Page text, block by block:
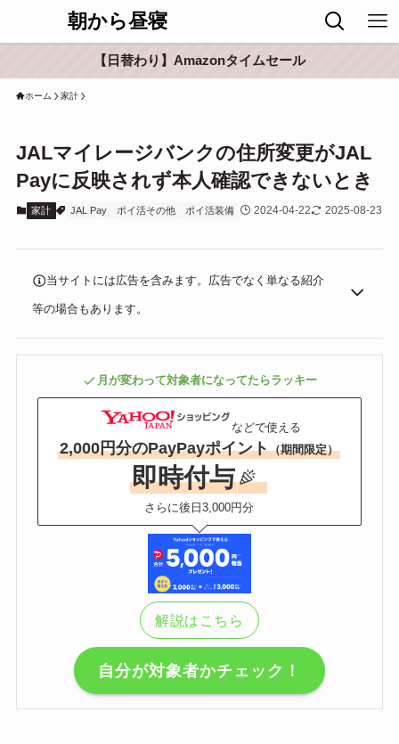
朝から昼寝
【日替わり】Amazonタイムセール
ホーム 家計
JALマイレージバンクの住所変更がJAL
Payに反映されず本人確認できないとき
家計 JAL Pay ポイ活その他 ポイ活装備 2024-04-22 2025-08-23
当サイトには広告を含みます。広告でなく単なる紹介
等の場合もあります。
月が変わって対象者になってたらラッキー
などで使える
2,000円分のPayPayポイント（期間限定）
即時付与
さらに後日3,000円分
解説はこちら
自分が対象者かチェック！